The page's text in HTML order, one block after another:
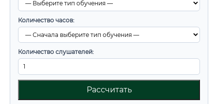
Количество часов:
Количество слушателей:
Рассчитать